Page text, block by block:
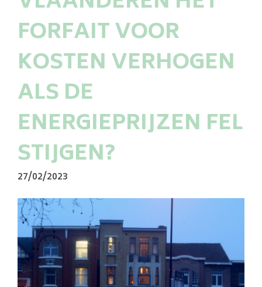
FORFAIT VOOR
KOSTEN VERHOGEN
ALS DE
ENERGIEPRIJZEN FEL
STIJGEN?
27/02/2023